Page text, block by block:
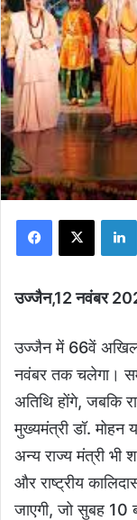
Facebook
X
उज्जैन,12 नवंबर
उज्जैन में 66वें अखिल
नवंबर तक चलेगा।
अतिथि होंगे, जबकि
मुख्यमंत्री डॉ. मोहन
अन्य राज्य मंत्री भी
और राष्ट्रीय
जाएगी, जो सुबह